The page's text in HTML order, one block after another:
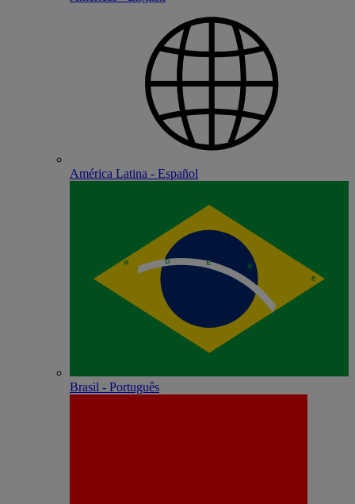
América Latina - Español
Brasil - Português